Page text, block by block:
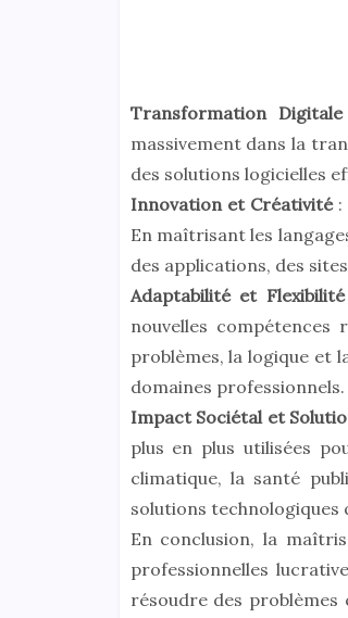
Transformation
massivement dans la
des solutions logicielles
Innovation et Créativité:
En maîtrisant les
des applications, des
Adaptabilité et Flexibilité
nouvelles
problèmes, la logique et
domaines professionnels.
Impact Sociétal et
plus en plus utilisées
climatique, la santé
solutions technologiques
En conclusion, la
professionnelles
résoudre des